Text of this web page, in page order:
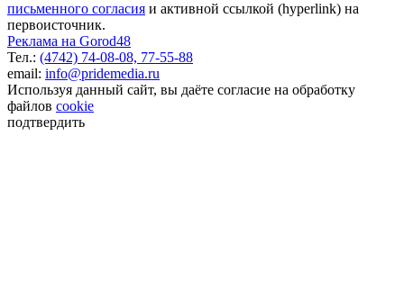
письменного согласия и активной ссылкой (hyperlink) на
первоисточник.
Реклама на Gorod48
Тел.: (4742) 74-08-08, 77-55-88
email: info@pridemedia.ru
Используя данный сайт, вы даёте согласие на обработку
файлов cookie
подтвердить